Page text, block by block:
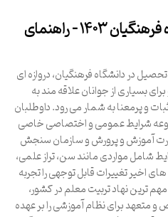
شرایط تحصیل در دانشگاه فرهنگیان ۱۴۰۳ – راهنمای
در دانشگاه فرهنگیان، دروازه ای
از جوانان علاقه مند به
و پرمعنا به شمار می رود. داوطلبان
شرایط عمومی و اختصاصی خاصی
آموزش و پرورش و سازمان سنجش
شامل مواردی مانند سن، تراز علمی،
اخیر تغییرات قابل توجهی را تجربه
ترین نهاد تربیت معلم در کشور،
برای نظام آموزشی را بر عهده